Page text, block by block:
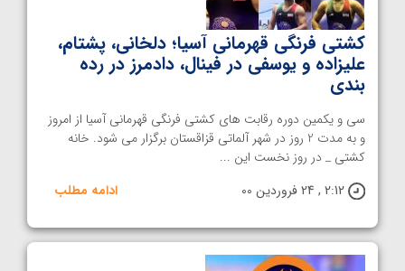
کشتی فرنگی قهرمانی آسیا؛ دلخانی، پشتام،
علیزاده و یوسفی در فینال، دادمرز در رده
بندی
سی و یکمین دوره رقابت های کشتی فرنگی قهرمانی آسیا از امروز
و به مدت 2 روز در شهر آلماتی قزاقستان برگزار می شود. خانه
کشتی _ در روز نخست این ...
2:12 , 24 فروردین 00
ادامه مطلب